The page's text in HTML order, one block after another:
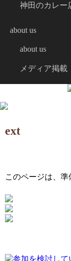
神田のカレー
about us
about us
メディア掲載
ext
このページは、準